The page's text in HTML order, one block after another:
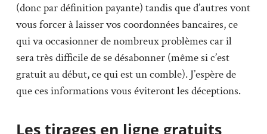
(donc par définition payante) tandis que d’autres vont
vous forcer à laisser vos coordonnées bancaires, ce
qui va occasionner de nombreux problèmes car il
sera très difficile de se désabonner (même si c’est
gratuit au début, ce qui est un comble). J’espère de
que ces informations vous éviteront les déceptions.
Les tirages en ligne gratuits